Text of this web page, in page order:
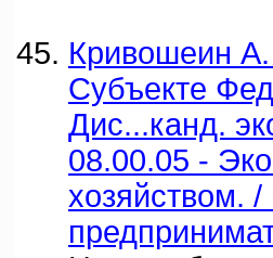
Кривошеин
Субъекте
Дис...канд.
08.00.05 -
хозяйством.